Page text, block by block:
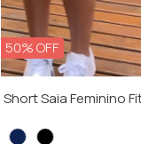
50% OFF